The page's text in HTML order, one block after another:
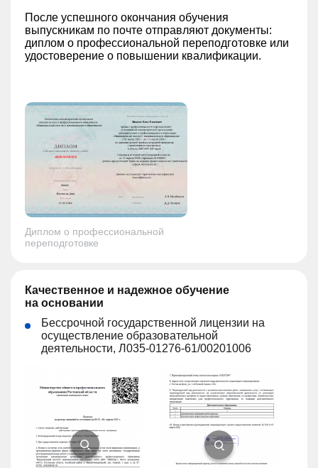
После успешного окончания обучения
выпускникам по почте отправляют документы:
диплом о профессиональной переподготовке или
удостоверение о повышении квалификации.
Диплом о профессиональной
переподготовке
Качественное и надежное обучение
на основании
Бессрочной государственной лицензии на
осуществление образовательной
деятельности, Л035-01276-61/00201006